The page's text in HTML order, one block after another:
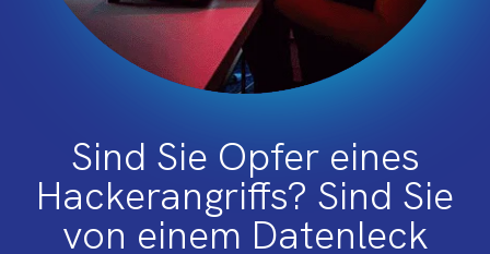
Sind Sie Opfer eines
Hackerangriffs? Sind Sie
von einem Datenleck